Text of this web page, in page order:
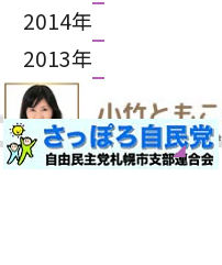
2014年
2013年
2012年